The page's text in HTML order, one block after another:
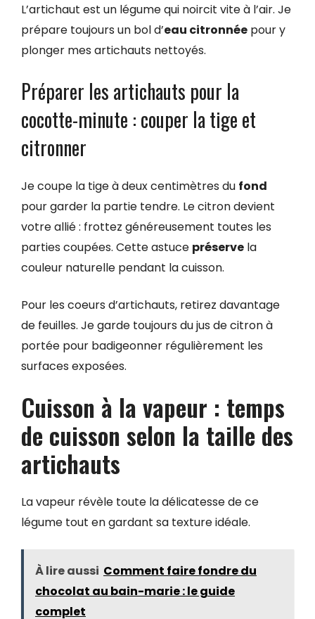
L’artichaut est un légume qui noircit vite à l’air. Je
prépare toujours un bol d’eau citronnée pour y
plonger mes artichauts nettoyés.
Préparer les artichauts pour la
cocotte-minute : couper la tige et
citronner
Je coupe la tige à deux centimètres du fond
pour garder la partie tendre. Le citron devient
votre allié : frottez généreusement toutes les
parties coupées. Cette astuce préserve la
couleur naturelle pendant la cuisson.
Pour les coeurs d’artichauts, retirez davantage
de feuilles. Je garde toujours du jus de citron à
portée pour badigeonner régulièrement les
surfaces exposées.
Cuisson à la vapeur : temps
de cuisson selon la taille des
artichauts
La vapeur révèle toute la délicatesse de ce
légume tout en gardant sa texture idéale.
À lire aussi Comment faire fondre du
chocolat au bain-marie : le guide
complet